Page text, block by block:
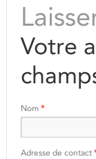
Votre
Nom *
Adresse de contact